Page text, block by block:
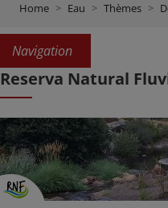
Home Eau Thèmes
Navigation
Reserva Natural